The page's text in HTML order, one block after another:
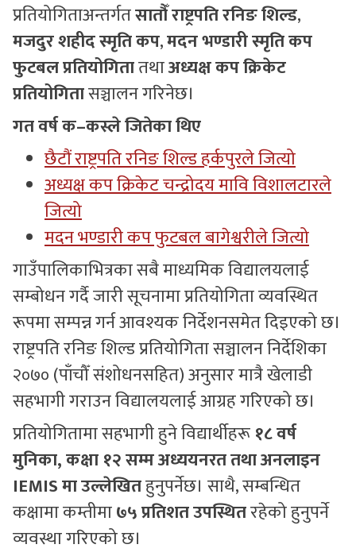
प्रतियोगिताअन्तर्गतसातौँ राष्ट्रपति रनिङ शिल्ड,
मजदुर शहीद स्मृति कप,मदन भण्डारी स्मृति कप
फुटबल प्रतियोगितातथाअध्यक्ष कप क्रिकेट
प्रतियोगितासञ्चालन गरिनेछ।
गत वर्ष क–कस्ले जितेका थिए
छैटौं राष्ट्रपति रनिङ शिल्ड हर्कपुरले जित्यो
अध्यक्ष कप क्रिकेट चन्द्रोदय मावि विशालटारले
जित्यो
मदन भण्डारी कप फुटबल बागेश्वरीले जित्यो
गाउँपालिकाभित्रका सबै माध्यमिक विद्यालयलाई
सम्बोधन गर्दै जारी सूचनामा प्रतियोगिता व्यवस्थित
रूपमा सम्पन्न गर्न आवश्यक निर्देशनसमेत दिइएको छ।
राष्ट्रपति रनिङ शिल्ड प्रतियोगिता सञ्चालन निर्देशिका
२०७० (पाँचौँ संशोधनसहित) अनुसार मात्रै खेलाडी
सहभागी गराउन विद्यालयलाई आग्रह गरिएको छ।
प्रतियोगितामा सहभागी हुने विद्यार्थीहरू१८ वर्ष
मुनिका, कक्षा १२ सम्म अध्ययनरत तथा अनलाइन
IEMIS मा उल्लेखितहुनुपर्नेछ। साथै, सम्बन्धित
कक्षामा कम्तीमा७५ प्रतिशत उपस्थितरहेको हुनुपर्ने
व्यवस्था गरिएको छ।